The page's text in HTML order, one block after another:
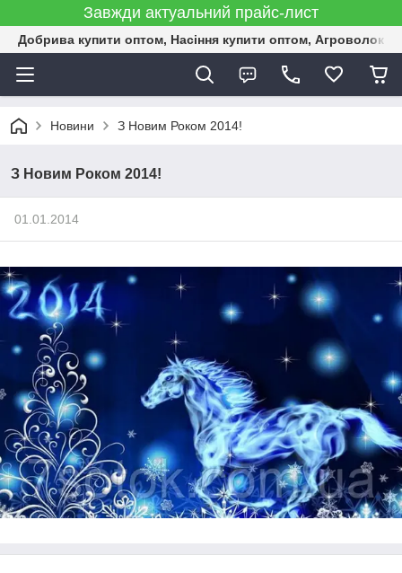
Завжди актуальний прайс-лист
Добрива купити оптом, Насіння купити оптом,
Новини З Новим Роком 2014!
З Новим Роком 2014!
01.01.2014